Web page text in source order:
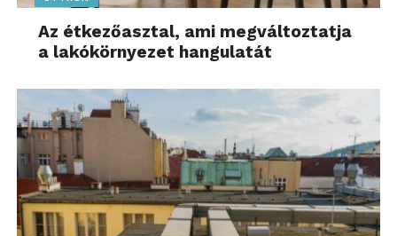
Az étkezőasztal, ami megváltoztatja
a lakókörnyezet hangulatát